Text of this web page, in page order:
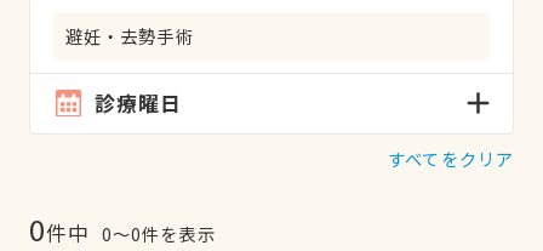
避妊・去勢手術
診療曜日
すべてをクリア
0件中 0〜0件を表示